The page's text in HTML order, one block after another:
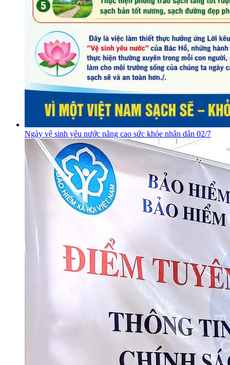
Ngày vệ sinh yêu nước nâng cao sức khỏe nhân dân 02/7